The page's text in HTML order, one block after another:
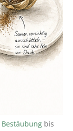
Bestäubung bis